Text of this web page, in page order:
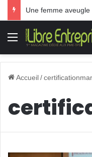
Menu
Accueil/